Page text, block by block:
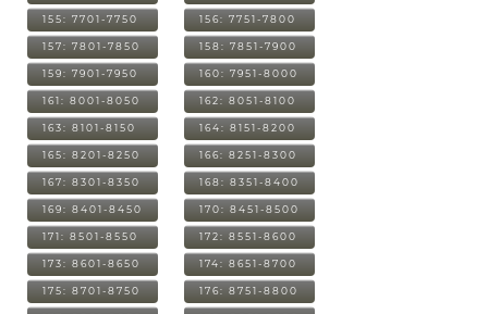
155: 7701-7750 156: 7751-7800
157: 7801-7850 158: 7851-7900
159: 7901-7950 160: 7951-8000
161: 8001-8050 162: 8051-8100
163: 8101-8150 164: 8151-8200
165: 8201-8250 166: 8251-8300
167: 8301-8350 168: 8351-8400
169: 8401-8450 170: 8451-8500
171: 8501-8550 172: 8551-8600
173: 8601-8650 174: 8651-8700
175: 8701-8750 176: 8751-8800